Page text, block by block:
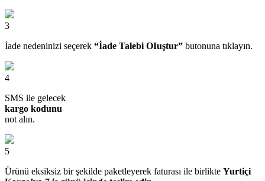
3
İade nedeninizi seçerek “İade Talebi OIuştur” butonuna tıklayın.
4
SMS ile gelecek
kargo kodunu
not alın.
5
Ürünü eksiksiz bir şekilde paketleyerek faturası ile birlikte Yurtiçi